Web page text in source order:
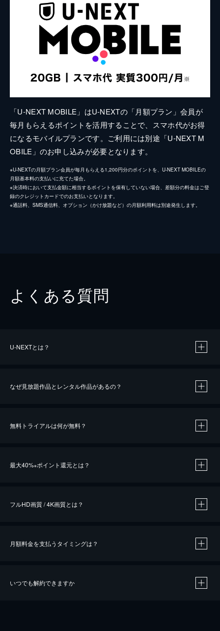
「U-NEXT MOBILE」はU-NEXTの「月額プラン」会員が
毎月もらえるポイントを活用することで、スマホ代がお得
になるモバイルプランです。ご利用には別途「U-NEXT M
OBILE」のお申し込みが必要となります。
※U-NEXTの月額プラン会員が毎月もらえる1,200円分のポイントを、U-NEXT MOBILEの
月額基本料の支払いに充てた場合。
※決済時において支払金額に相当するポイントを保有していない場合、差額分の料金はご登
録のクレジットカードでのお支払いとなります。
※通話料、SMS通信料、オプション（かけ放題など）の月額利用料は別途発生します。
よくある質問
U-NEXTとは？
なぜ見放題作品とレンタル作品があるの？
無料トライアルは何が無料？
最大40%※ポイント還元とは？
※40％ポイント還元の対象は、クレジットカード決済による作品の購入 / レンタルです。
iOSアプリのUコイン決済による作品の購入 / レンタルは、20％のポイント還元です。
フルHD画質 / 4K画質とは？
月額料金を支払うタイミングは？
いつでも解約できますか